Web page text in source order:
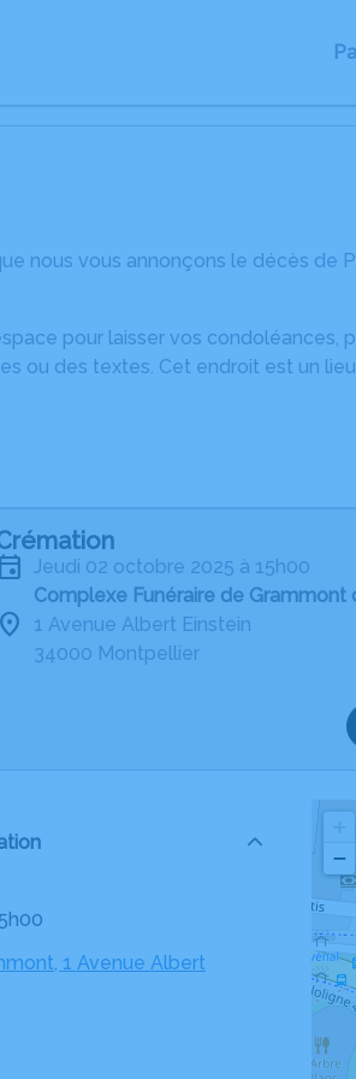
nous vous annonçons le décès de
pour laisser vos
ou des textes. Cet endroit est un
jeudi 02 octobre 2025 à 15h00
Complexe Funéraire de Grammont
1 Avenue Albert Einstein
34000 Montpellier
1 Avenue Albert
−